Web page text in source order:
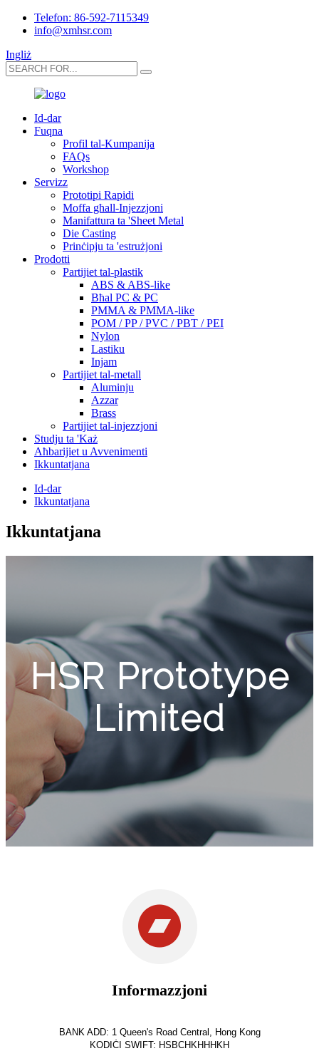
Telefon: 86-592-7115349
info@xmhsr.com
Ingliż
Id-dar
Fuqna
Profil tal-Kumpanija
FAQs
Workshop
Servizz
Prototipi Rapidi
Moffa għall-Injezzjoni
Manifattura ta 'Sheet Metal
Die Casting
Prinċipju ta 'estrużjoni
Prodotti
Partijiet tal-plastik
ABS & ABS-like
Bħal PC & PC
PMMA & PMMA-like
POM / PP / PVC / PBT / PEI
Nylon
Lastiku
Injam
Partijiet tal-metall
Aluminju
Azzar
Brass
Partijiet tal-injezzjoni
Studju ta 'Każ
Aħbarijiet u Avvenimenti
Ikkuntatjana
Id-dar
Ikkuntatjana
Ikkuntatjana
HSR Prototype
Limited
Informazzjoni
BANK ADD: 1 Queen's Road Central, Hong Kong
KODIĊI SWIFT: HSBCHKHHHKH